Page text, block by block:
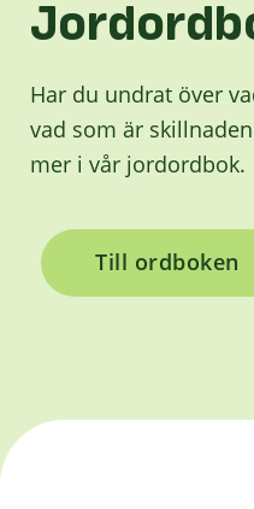
Har du undrat över
vad som är
mer i vår jordordbok.
Till ordboken